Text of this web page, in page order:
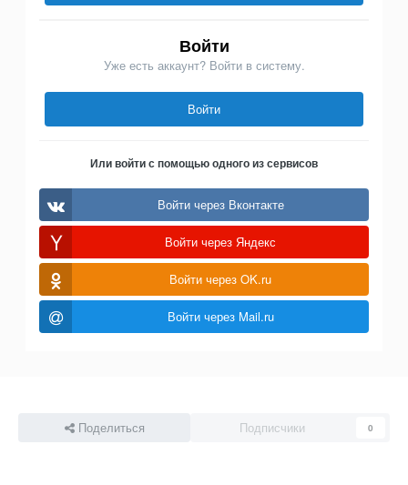
Войти
Уже есть аккаунт? Войти в систему.
Войти
Или войти с помощью одного из сервисов
Войти через Вконтакте
Войти через Яндекс
Войти через OK.ru
Войти через Mail.ru
Поделиться Подписчики 0